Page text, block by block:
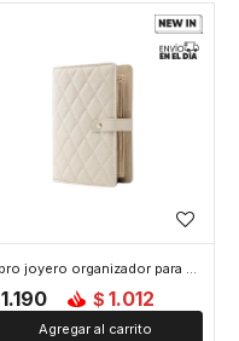
Libro joyero organizador para viaje - 15 x 21 cm - Beige
1.190 $ 1.012